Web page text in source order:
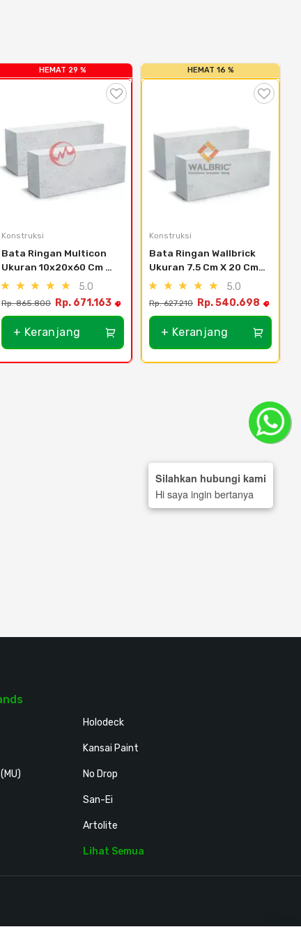
HEMAT 29 %
Konstruksi
Bata Ringan Multicon
Ukuran 10x20x60 Cm
(12.6 M3) - Jakarta
5.0
Rp. 865.800 Rp. 671.163
+ Keranjang
HEMAT 16 %
Konstruksi
Bata Ringan Wallbrick
Ukuran 7.5 Cm X 20 Cm
X 60 Cm (14.4 M3) -
5.0
Rp. 627.210 Rp. 540.698
+ Keranjang
Holodeck
Kansai Paint
No Drop
San-Ei
Artolite
Lihat Semua
Silahkan hubungi kami
Hi saya ingin bertanya